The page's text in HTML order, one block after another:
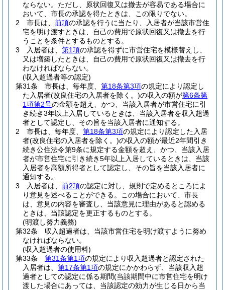
ならない。 ただし、原状回復又は撤去が容易である場合に
おいて、市長の承認を得たときは、この限りでない。
2
市長は、 前項の承認を行うに当たり、入居者が当該市営住
宅を明け渡すときは、自己の費用で原状回復又は撤去を行
うことを条件とするものとする。
3
入居者は、 第1項の承認を得ずに市営住宅を模様替えし、
又は増築したときは、自己の費用で原状回復又は撤去を行
わなければならない。
(収入超過者等の認定)
第31条
市長は、毎年度、 第18条第3項の規定により認定し
た入居者(改良住宅の入居者を除く。)の収入の額が第6条第
1項第2号の金額を超え、かつ、当該入居者が市営住宅に引
き続き3年以上入居しているときは、当該入居者を収入超過
者として認定し、その旨を当該入居者に通知する。
2
市長は、毎年度、 第18条第3項の規定により認定した入居
者(改良住宅の入居者を除く。)の収入の額が最近2年間引き
続き公住法令第9条に規定する金額を超え、かつ、当該入居
者が市営住宅に引き続き5年以上入居しているときは、当該
入居者を高額所得者として認定し、その旨を当該入居者に
通知する。
3
入居者は、 前2項の認定に対し、規則で定めるところによ
り意見を述べることができる。
この場合において、市長
は、意見の内容を審査し、当該意見に理由があると認める
ときは、当該認定を更正するものとする。
(明渡し努力義務)
第32条
収入超過者は、当該市営住宅を明け渡すように努め
なければならない。
(収入超過者の使用料)
第33条
第31条第1項の規定により収入超過者と認定された
入居者は、 第17条第1項の規定にかかわらず、当該収入超
過者としての認定に係る期間(当該期間中に市営住宅を明け
渡した場合にあっては、当該認定の効力が生じる日から当